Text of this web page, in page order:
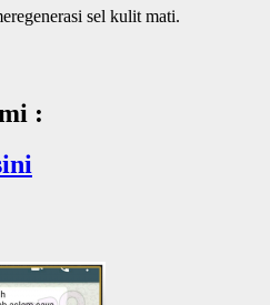
sel kulit mati.
: